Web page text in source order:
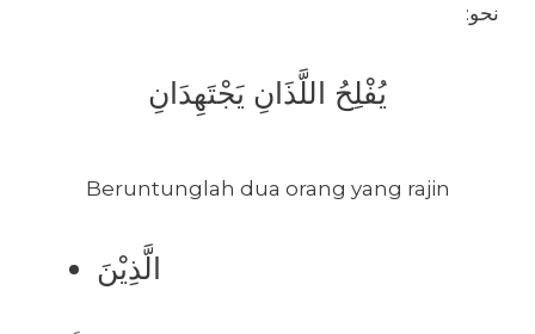
:نحو
يُفْلِحُ اللَّذَانِ يَجْتَهِدَانِ
Beruntunglah dua orang yang rajin
الَّذِيْنَ